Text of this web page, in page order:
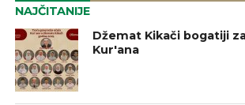
NAJČITANIJE
Džemat Kikači bogatiji
Kur'ana